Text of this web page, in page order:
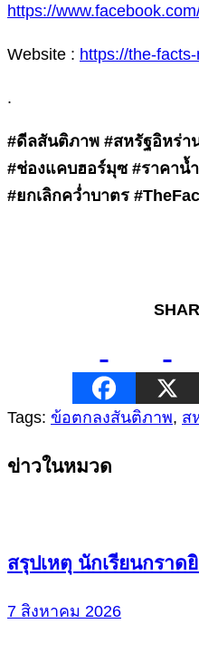
https://
Website : https://the-
.
#ดีลสันติภาพ #สหรัฐอิหร่า
#ช่องแคบฮอร์มุซ #ราคาน้
#ยกเลิกคว่ำบาตร
Tags: ข้อตกลงสันติภาพ, ส
Continue
ข่าวในหมวด
สรุปเหตุ นักเรียนกราด
7 สิงหาคม 2026